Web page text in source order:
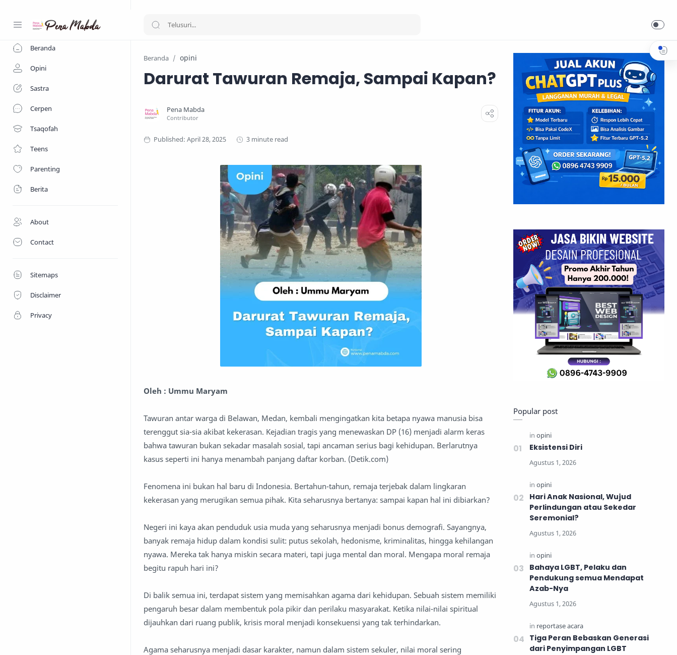
Beranda
Opini
Sastra
Cerpen
Tsaqofah
Teens
Parenting
Berita
About
Contact
Sitemaps
Disclaimer
Privacy
Beranda opini
Darurat Tawuran Remaja, Sampai Kapan?
3 minute read
Oleh : Ummu Maryam
Tawuran antar warga di Belawan, Medan, kembali mengingatkan kita betapa nyawa manusia bisa
terenggut sia-sia akibat kekerasan. Kejadian tragis yang menewaskan DP (16) menjadi alarm keras
bahwa tawuran bukan sekadar masalah sosial, tapi ancaman serius bagi kehidupan. Berlarutnya
kasus seperti ini hanya menambah panjang daftar korban. (Detik.com)
Fenomena ini bukan hal baru di Indonesia. Bertahun-tahun, remaja terjebak dalam lingkaran
kekerasan yang merugikan semua pihak. Kita seharusnya bertanya: sampai kapan hal ini dibiarkan?
Negeri ini kaya akan penduduk usia muda yang seharusnya menjadi bonus demografi. Sayangnya,
banyak remaja hidup dalam kondisi sulit: putus sekolah, hedonisme, kriminalitas, hingga kehilangan
nyawa. Mereka tak hanya miskin secara materi, tapi juga mental dan moral. Mengapa moral remaja
begitu rapuh hari ini?
Di balik semua ini, terdapat sistem yang memisahkan agama dari kehidupan. Sebuah sistem memiliki
pengaruh besar dalam membentuk pola pikir dan perilaku masyarakat. Ketika nilai-nilai spiritual
dijauhkan dari ruang publik, krisis moral menjadi konsekuensi yang tak terhindarkan.
Agama seharusnya menjadi dasar karakter, namun dalam sistem sekuler, nilai moral sering
Popular post
Eksistensi Diri
Hari Anak Nasional, Wujud
Perlindungan atau Sekedar
Seremonial?
Bahaya LGBT, Pelaku dan
Pendukung semua Mendapat
Azab-Nya
Tiga Peran Bebaskan Generasi
dari Penyimpangan LGBT